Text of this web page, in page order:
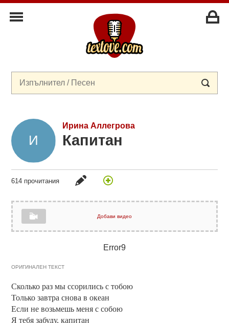
Ирина Аллегрова
Капитан
614 прочитания
Добави видео
Error9
ОРИГИНАЛЕН ТЕКСТ
Сколько раз мы ссорились с тобою
Только завтра снова в океан
Если не возьмешь меня с собою
Я тебя забуду, капитан